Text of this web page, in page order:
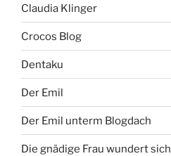
Claudia Klinger
Crocos Blog
Dentaku
Der Emil
Der Emil unterm Blogdach
Die gnädige Frau wundert sich